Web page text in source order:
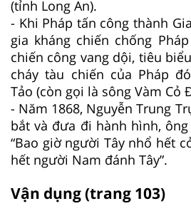
(tỉnh Long An).
- Khi Pháp tấn công thành
gia kháng chiến chống
chiến công vang dội, tiêu
cháy tàu chiến của Pháp
Tảo (còn gọi là sông Vàm Cỏ
- Năm 1868, Nguyễn Trung
bắt và đưa đi hành hình,
“Bao giờ người Tây nhổ hết
hết người Nam đánh Tây”.
Vận dụng (trang 103)